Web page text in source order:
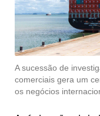
A sucessão de
comerciais gera um
os negócios